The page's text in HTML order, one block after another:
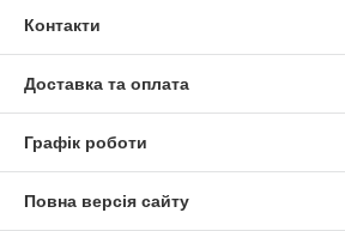
Контакти
Доставка та оплата
Графік роботи
Повна версія сайту